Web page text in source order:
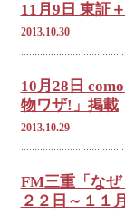
11月9日 東証
2013.10.30
10月28日
物ワザ!」掲載
2013.10.29
FM三重「なぜ
２２日～１１